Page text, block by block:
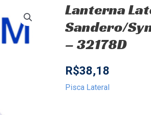
Lanterna
Sandero/
– 32178D
R$38,18
Pisca Lateral